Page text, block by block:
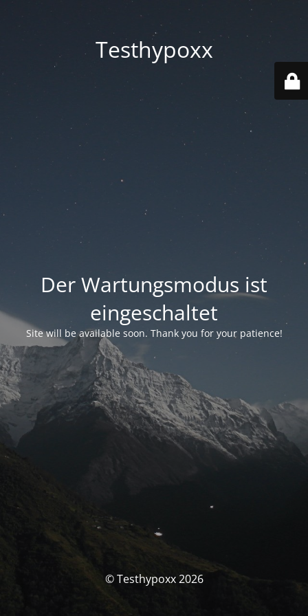
Testhypoxx
Der Wartungsmodus ist
eingeschaltet
Site will be available soon. Thank you for your patience!
© Testhypoxx 2026